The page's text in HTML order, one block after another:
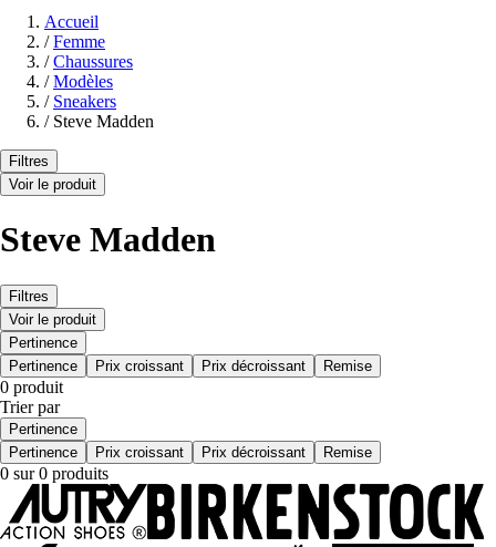
Accueil
/ Femme
/ Chaussures
/ Modèles
/ Sneakers
/ Steve Madden
Filtres
Voir le produit
Steve Madden
Filtres
Voir le produit
Pertinence
Pertinence
Prix croissant Prix décroissant Remise
0 produit
Trier par
Pertinence
Pertinence
Prix croissant Prix décroissant Remise
0 sur 0 produits